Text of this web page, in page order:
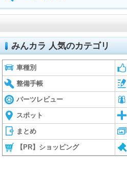
みんカラ 人気のカテゴリ
車種別
整備手帳
パーツレビュー
スポット
まとめ
【PR】ショッピング